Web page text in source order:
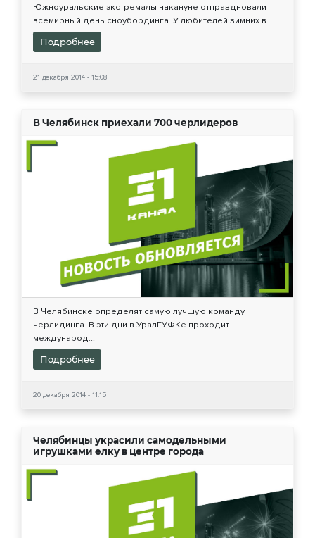
Южноуральские экстремалы накануне отпраздновали
всемирный день сноубординга. У любителей зимних в...
Подробнее
21 декабря 2014 - 15:08
В Челябинск приехали 700 черлидеров
В Челябинске определят самую лучшую команду
черлидинга. В эти дни в УралГУФКе проходит
международ...
Подробнее
20 декабря 2014 - 11:15
Челябинцы украсили самодельными
игрушками елку в центре города